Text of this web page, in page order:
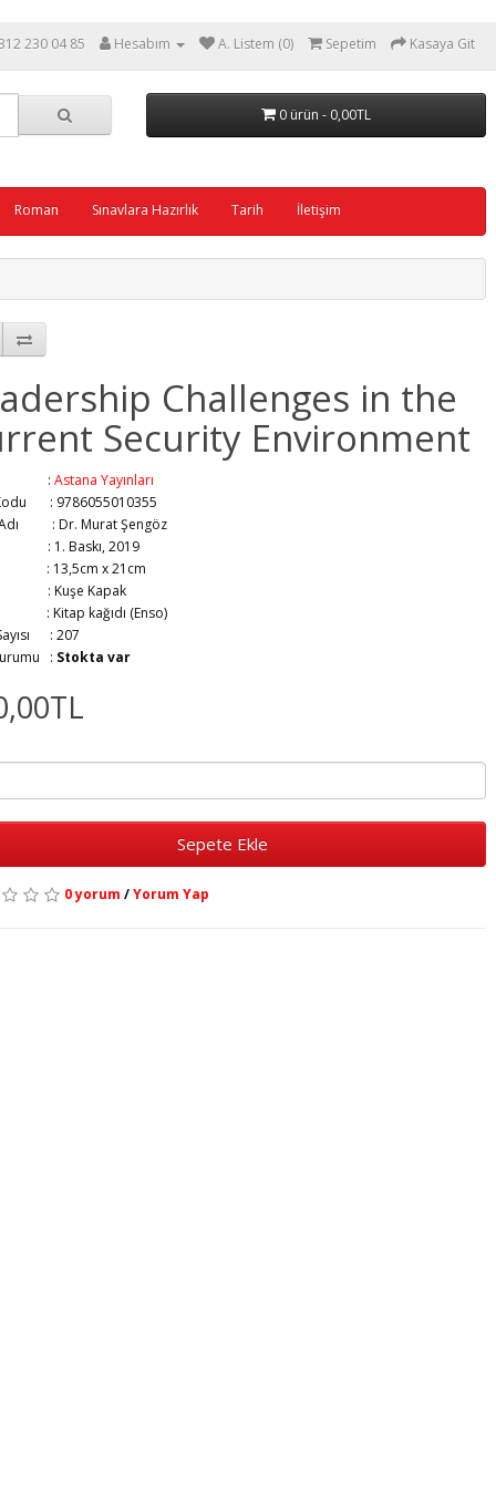
230 04 85 Hesabım A. Listem (0) Sepetim Kasaya Git
0 ürün - 0,00TL
Roman Sınavlara Hazırlık Tarih İletişim
Challenges in the
Security Environment
: Astana Yayınları
: 9786055010355
Adı : Dr. Murat Şengöz
: 1. Baskı, 2019
: 13,5cm x 21cm
: Kuşe Kapak
: Kitap kağıdı (Enso)
: 207
: Stokta var
Sepete Ekle
0 yorum /Yorum Yap